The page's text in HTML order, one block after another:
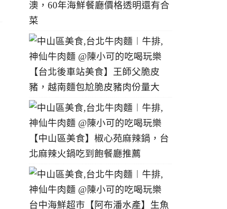
澳，60年海鮮餐廳價格透明還有合
菜
【台北後車站美食】王師父脆皮
豬，越南麵包尬脆皮豬肉份量大
【中山區美食】椒心苑麻辣鍋，台
北麻辣火鍋吃到飽餐廳推薦
台中海鮮超市【阿布潘水產】生魚